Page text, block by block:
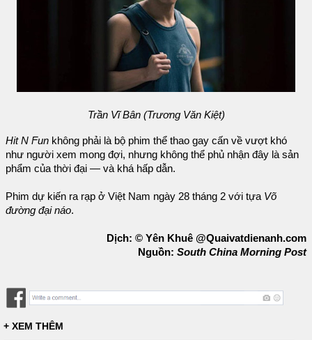
Trần Vĩ Bân (Trương Văn Kiệt)
Hit N Fun không phải là bộ phim thể thao gay cấn về vượt khó
như người xem mong đợi, nhưng không thể phủ nhận đây là sản
phẩm của thời đại — và khá hấp dẫn.
Phim dự kiến ra rạp ở Việt Nam ngày 28 tháng 2 với tựa Võ
đường đại náo.
Dịch: © Yên Khuê @Quaivatdienanh.com
Nguồn: South China Morning Post
+ XEM THÊM